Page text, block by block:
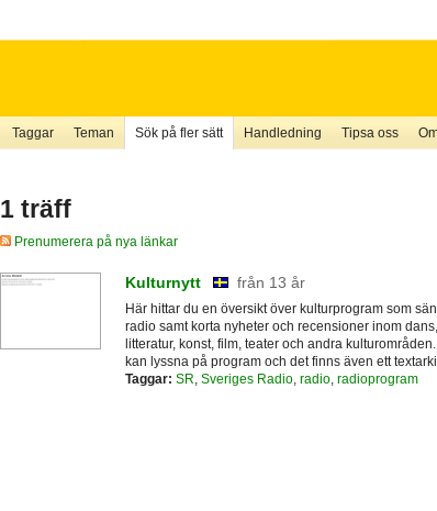
Taggar Teman Sök på fler sätt Handledning Tipsa oss
1 träff
Prenumerera på nya länkar
Kulturnytt från 13 år
Här hittar du en översikt över kulturprogram som
radio samt korta nyheter och recensioner inom dans,
litteratur, konst, film, teater och andra
kan lyssna på program och det finns även ett
Taggar: SR Sveriges Radio, radio, radioprogram